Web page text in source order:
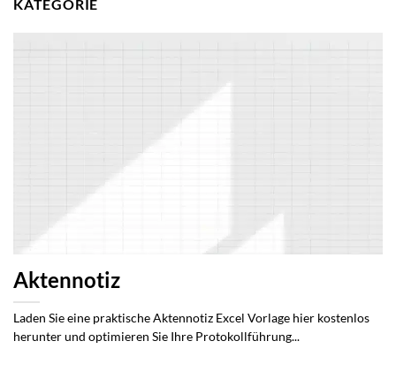
KATEGORIE
Aktennotiz
Laden Sie eine praktische Aktennotiz Excel Vorlage hier kostenlos
herunter und optimieren Sie Ihre Protokollführung...